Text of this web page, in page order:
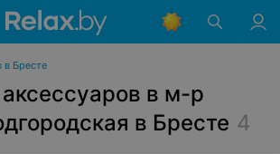
в Бресте
в м-р
в Бресте 4